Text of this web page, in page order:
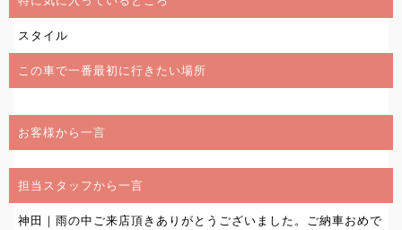
スタイル
この車で一番最初に行きたい場所
お客様から一言
担当スタッフから一言
神田｜雨の中ご来店頂きありがとうございました。ご納車おめで